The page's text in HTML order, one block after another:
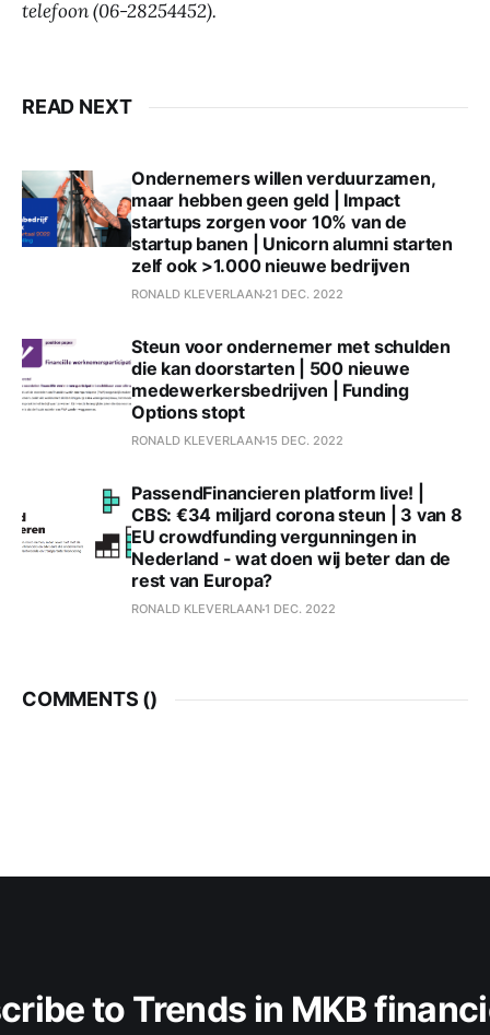
telefoon (06-28254452).
READ NEXT
Ondernemers willen verduurzamen,
maar hebben geen geld | Impact
startups zorgen voor 10% van de
startup banen | Unicorn alumni starten
zelf ook >1.000 nieuwe bedrijven
RONALD KLEVERLAAN 21 DEC. 2022
Steun voor ondernemer met schulden
die kan doorstarten | 500 nieuwe
medewerkersbedrijven | Funding
Options stopt
RONALD KLEVERLAAN15 DEC. 2022
PassendFinancieren platform live! |
CBS: €34 miljard corona steun | 3 van 8
EU crowdfunding vergunningen in
Nederland - wat doen wij beter dan de
rest van Europa?
RONALD KLEVERLAAN1 DEC. 2022
COMMENTS ()
to Trends in MKB